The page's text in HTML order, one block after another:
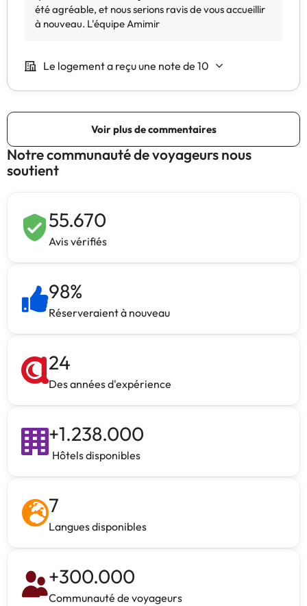
Notre communauté de voyageurs nous
soutient
55.670
Avis vérifiés
98%
Réserveraient à nouveau
24
Des années d'expérience
+1.238.000
Hôtels disponibles
7
Langues disponibles
+300.000
Communauté de voyageurs